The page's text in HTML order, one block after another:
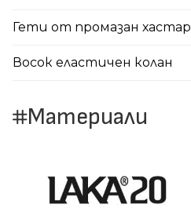
Гети от промазан хастар
Восок еластичен колан
Материали